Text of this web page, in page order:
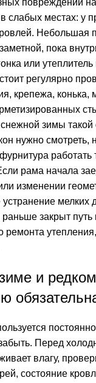
повреждений
слабых местах: у
Небольшая
пока
или утеплитель
регулярно
крепежа, конька,
зимы
нужно смотреть,
работать
рама начала
изменении
мелких
закрыт
ремонта
и
Перед
влагу,
состояние